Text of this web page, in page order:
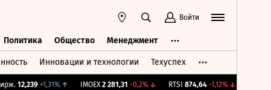
Войти
Политика Общество Менеджмент
Инновации и технологии Техуспех
12,239 +1,31%↑ IMOEX 2 281,31 -0,2%↓ RTSI 874,64 -1,12% ↓